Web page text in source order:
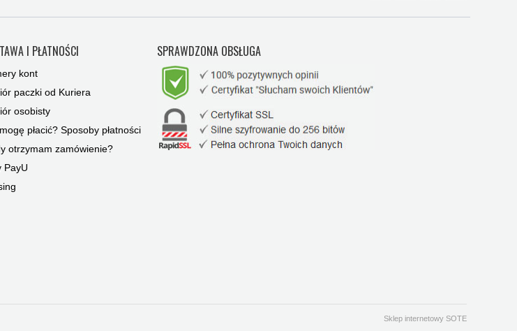
I PŁATNOŚCI
kont
paczki od Kuriera
osobisty
płacić? Sposoby płatności
otrzymam zamówienie?
PayU
SPRAWDZONA OBSŁUGA
Sklep internetowy SOTE